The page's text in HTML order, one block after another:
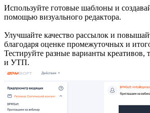
Используйте готовые шаблоны и
помощью визуального редактора.
Улучшайте качество рассылок и
благодаря оценке промежуточных и
Тестируйте разные варианты креативов,
и УТП.